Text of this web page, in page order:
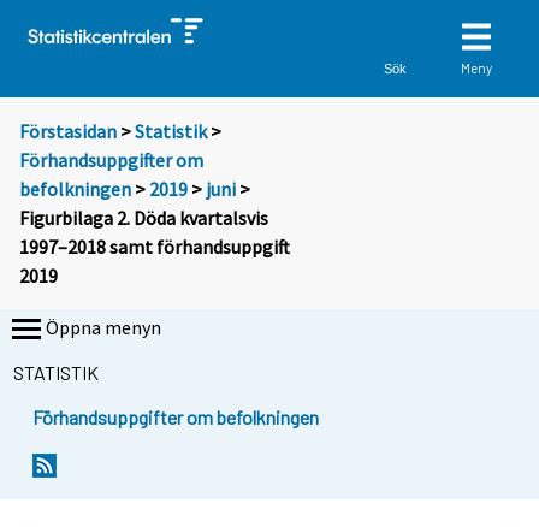
Sök Meny
Förstasidan >Statistik >
Förhandsuppgifter om
befolkningen > 2019 > juni >
Figurbilaga 2. Döda kvartalsvis
1997–2018 samt förhandsuppgift
2019
Öppna menyn
STATISTIK
Förhandsuppgifter om befolkningen